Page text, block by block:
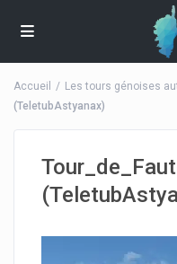
Accueil Les tours génoises
(TeletubAstyanax)